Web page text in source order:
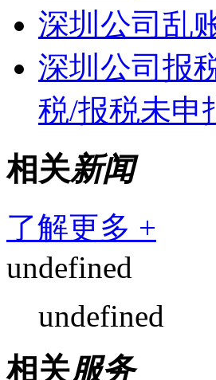
深圳公司乱
深圳公司报
税/报税未申
相关新闻
了解更多 +
undefined
undefined
相关服务